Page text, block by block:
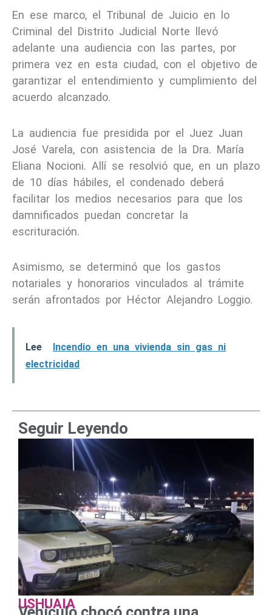
En ese marco, el Tribunal de Juicio en lo
Criminal del Distrito Judicial Norte llevó
adelante una audiencia con las partes, por
primera vez en esta ciudad, con el objetivo de
garantizar el entendimiento y cumplimiento del
acuerdo alcanzado.
La audiencia fue presidida por el Juez Juan
José Varela, con asistencia de la Dra. María
Eliana Nocioni. Allí se resolvió que, en un plazo
de 10 días hábiles, el condenado deberá
facilitar los medios necesarios para que los
damnificados puedan concretar la
escrituración.
Asimismo, se determinó que los gastos
notariales y honorarios vinculados al trámite
serán afrontados por Héctor Alejandro Loggio.
Lee
Incendio en una vivienda sin gas ni
electricidad
Seguir Leyendo
USHUAIA